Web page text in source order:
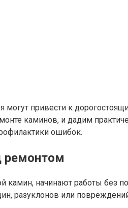
привести к
каминов, и дадим
ошибок.
ремонтом
начинают работы без
разуклонов или